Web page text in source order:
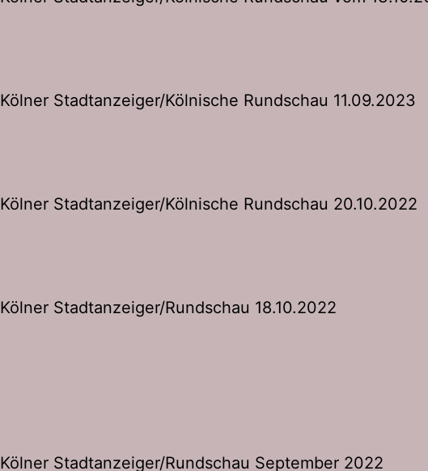
Kölner Stadtanzeiger/Kölnische Rundschau 11.09.2023
Kölner Stadtanzeiger/Kölnische Rundschau 20.10.2022
Kölner Stadtanzeiger/Rundschau 18.10.2022
Kölner Stadtanzeiger/Rundschau September 2022